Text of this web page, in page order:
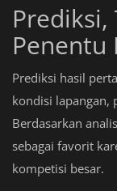
Penentu
Prediksi hasil
kondisi lapangan,
Berdasarkan
sebagai favorit
kompetisi besar.